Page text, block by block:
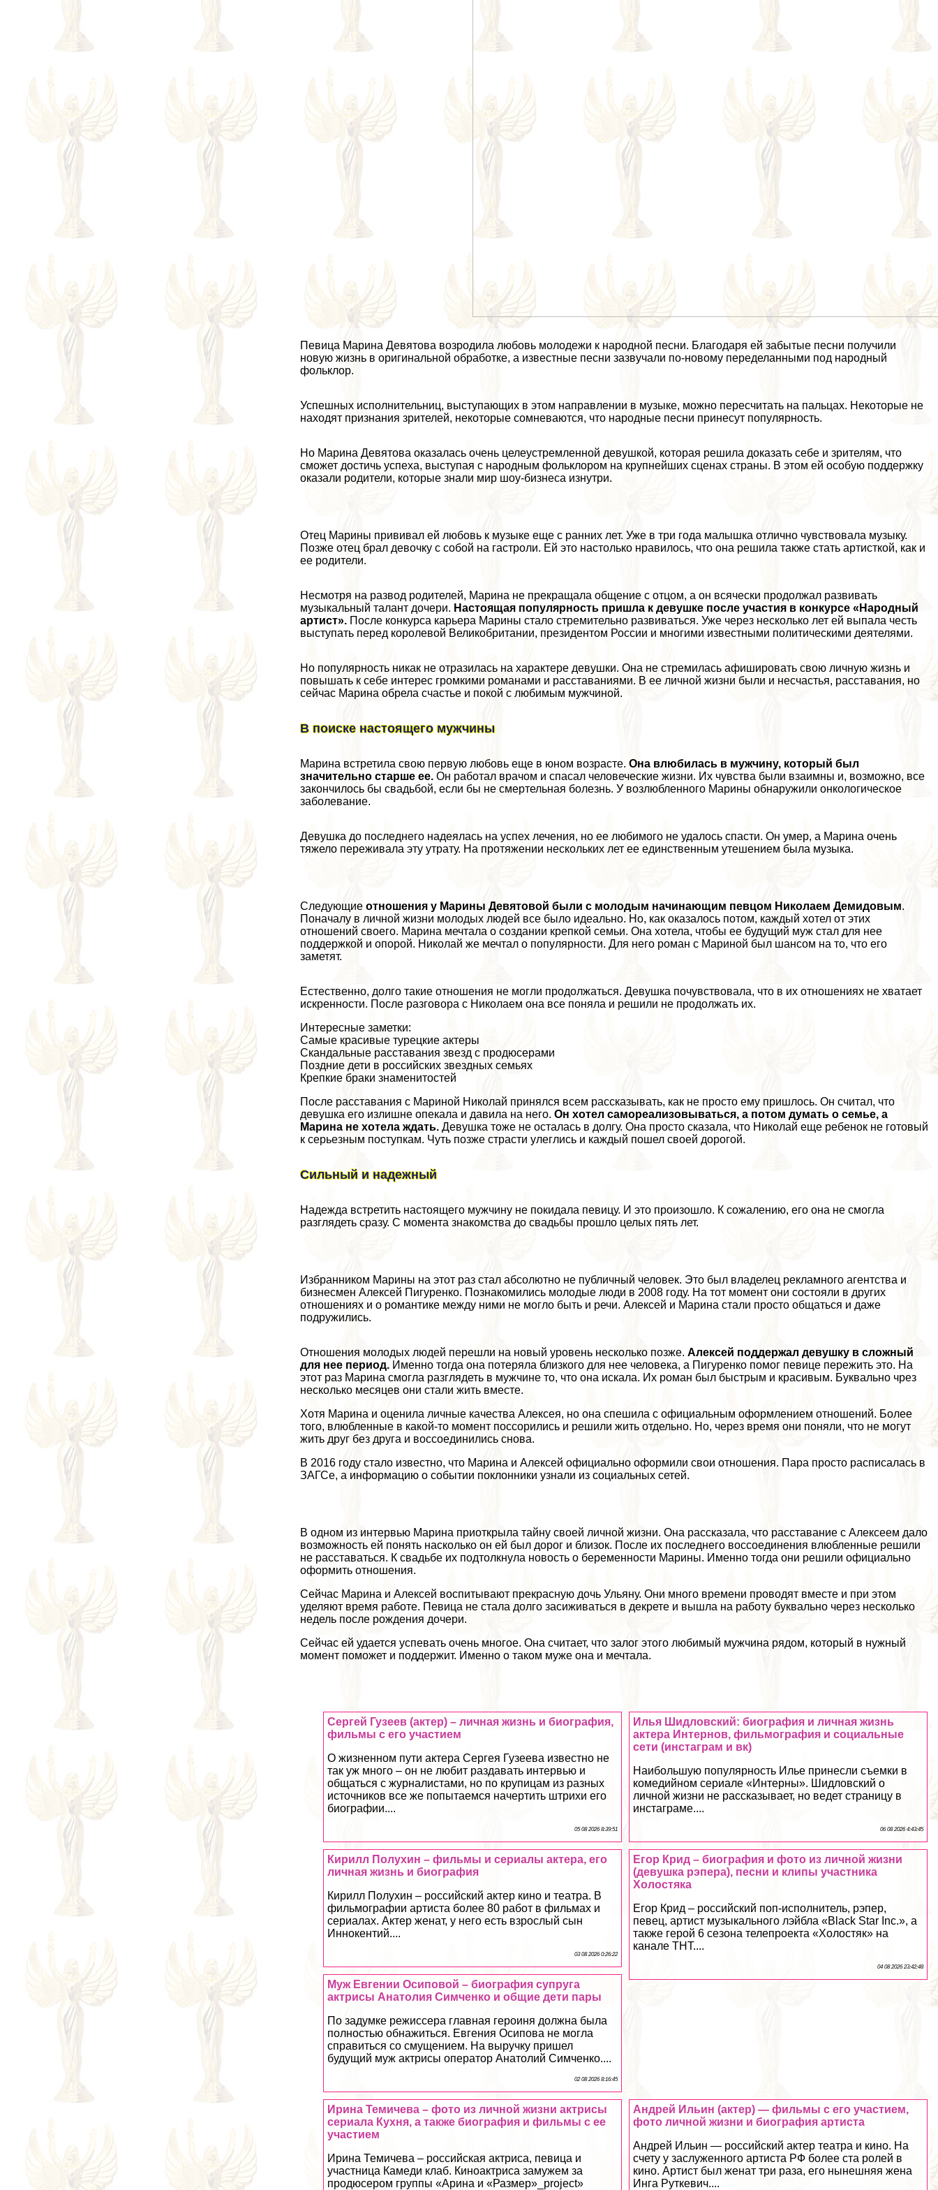
Певица Марина Девятова возродила любовь молодежи к народной песни. Благодаря ей забытые песни получили
новую жизнь в оригинальной обработке, а известные песни зазвучали по-новому переделанными под народный
фольклор.
Успешных исполнительниц, выступающих в этом направлении в музыке, можно пересчитать на пальцах. Некоторые не
находят признания зрителей, некоторые сомневаются, что народные песни принесут популярность.
Но Марина Девятова оказалась очень целеустремленной дeвyшкой, которая решила доказать себе и зрителям, что
сможет достичь успеха, выступая с народным фольклором на крупнейших сценах страны. В этом ей особую поддержку
оказали родители, которые знали мир шоу-бизнеса изнутри.
Отец Марины прививал ей любовь к музыке еще с ранних лет. Уже в три года малышка отлично чувствовала музыку.
Позже отец брал дeвoчку с собой на гастроли. Ей это настолько нравилось, что она решила также стать артисткой, как и
ее родители.
Несмотря на развод родителей, Марина не прекращала общение с отцом, а он всячески продолжал развивать
музыкальный талант дочери. Настоящая популярность пришла к дeвyшке после участия в конкурсе «Народный
артист». После конкурса карьера Марины стало стремительно развиваться. Уже через несколько лет ей выпала честь
выступать перед королевой Великобритании, президентом России и многими известными политическими деятелями.
Но популярность никак не отразилась на хаpaктере дeвyшки. Она не стремилась афишировать свою личную жизнь и
повышать к себе интерес громкими романами и расставаниями. В ее личной жизни были и несчастья, расставания, но
сейчас Марина обрела счастье и покой с любимым мужчиной.
В поиске настоящего мужчины
Марина встретила свою первую любовь еще в юном возрасте.Она влюбилась в мужчину, который был
значительно старше ее. Он работал врачом и спасал человеческие жизни. Их чувства были взаимны и, возможно, все
закончилось бы свадьбой, если бы не cмepтельная болезнь. У возлюбленного Марины обнаружили oнкoлoгическое
заболевание.
Девушка до последнего надеялась на успех лечения, но ее любимого не удалось спасти. Он умер, а Марина очень
тяжело переживала эту утрату. На протяжении нескольких лет ее единственным утешением была музыка.
Следующиеотношения у Марины Девятовой были с молодым начинающим певцом Николаем Демидовым.
Поначалу в личной жизни молодых людей все было идеально. Но, как оказалось потом, каждый хотел от этих
отношений своего. Марина мечтала о создании крепкой семьи. Она хотела, чтобы ее будущий муж стал для нее
поддержкой и опорой. Николай же мечтал о популярности. Для него роман с Мариной был шансом на то, что его
заметят.
Естественно, долго такие отношения не могли продолжаться. Девушка почувствовала, что в их отношениях не хватает
искренности. После разговора с Николаем она все поняла и решили не продолжать их.
Интересные заметки:
Самые красивые турецкие актеры
Скандальные расставания звезд с продюсерами
Поздние дети в российских звездных семьях
Крепкие бpaки знаменитостей
После расставания с Мариной Николай принялся всем рассказывать, как не просто ему пришлось. Он считал, что
дeвyшка его излишне опекала и давила на него.Он хотел самореализовываться, а потом думать о семье, а
Марина не хотела ждать. Девушка тоже не осталась в долгу. Она просто сказала, что Николай еще ребенок не готовый
к серьезным поступкам. Чуть позже страсти улеглись и каждый пошел своей дорогой.
Сильный и надежный
Надежда встретить настоящего мужчину не покидала певицу. И это произошло. К сожалению, его она не смогла
разглядеть сразу. С момента знакомства до свадьбы прошло целых пять лет.
Избранником Марины на этот раз стал абсолютно не публичный человек. Это был владелец рекламного агентства и
бизнесмен Алексей Пигуренко. Познакомились молодые люди в 2008 году. На тот момент они состояли в других
отношениях и о романтике между ними не могло быть и речи. Алексей и Марина стали просто общаться и даже
подружились.
Отношения молодых людей перешли на новый уровень несколько позже.Алексей поддержал дeвyшку в сложный
для нее период. Именно тогда она потеряла близкого для нее человека, а Пигуренко помог певице пережить это. На
этот раз Марина смогла разглядеть в мужчине то, что она искала. Их роман был быстрым и красивым. Буквально чрез
несколько месяцев они стали жить вместе.
Хотя Марина и оценила личные качества Алексея, но она спешила с официальным оформлением отношений. Более
того, влюбленные в какой-то момент поссорились и решили жить отдельно. Но, через время они поняли, что не могут
жить друг без друга и воссоединились снова.
В 2016 году стало известно, что Марина и Алексей официально оформили свои отношения. Пара просто расписалась в
ЗАГСе, а информацию о событии поклонники узнали из социальных сетей.
В одном из интервью Марина приоткрыла тайну своей личной жизни. Она рассказала, что расставание с Алексеем дало
возможность ей понять насколько он ей был дорог и близок. После их последнего воссоединения влюбленные решили
не расставаться. К свадьбе их подтолкнула новость о беременности Марины. Именно тогда они решили официально
оформить отношения.
Сейчас Марина и Алексей воспитывают прекрасную дочь Ульяну. Они много времени проводят вместе и при этом
уделяют время работе. Певица не стала долго засиживаться в декрете и вышла на работу буквально через несколько
недель после рождения дочери.
Сейчас ей удается успевать очень многое. Она считает, что залог этого любимый мужчина рядом, который в нужный
момент поможет и поддержит. Именно о таком муже она и мечтала.
Илья Шидловский: биография и личная жизнь
актера Интернов, фильмография и социальные
сети (инстаграм и вк)
Наибольшую популярность Илье принесли съемки в
комедийном сериале «Интерны». Шидловский о
личной жизни не рассказывает, но ведет страницу в
инстаграме....
06 08 2026 4:43:45
Сергeй Гузеев (актер) – личная жизнь и биография,
фильмы с его участием
О жизненном пути актера Сергея Гузеева известно не
так уж много – он не любит раздавать интервью и
общаться с журналистами, но по крупицам из разных
источников все же попытаемся начертить штрихи его
биографии....
05 08 2026 8:39:51
Егор Крид – биография и фото из личной жизни
(дeвyшка рэпера), песни и клипы участника
Холостяка
Егор Крид – российский поп-исполнитель, рэпер,
певец, артист музыкального лэйбла «Black Star Inc.», а
также герой 6 сезона телепроекта «Холостяк» на
канале ТНТ....
04 08 2026 23:42:48
Кирилл Полухин – фильмы и сериалы актера, его
личная жизнь и биография
Кирилл Полухин – российский актер кино и театра. В
фильмографии артиста более 80 работ в фильмах и
сериалах. Актер женат, у него есть взрослый сын
Иннокентий....
03 08 2026 0:26:22
Муж Евгении Осиповой – биография супруга
актрисы Анатолия Симченко и общие дети пары
По задумке режиссера главная героиня должна была
полностью обнажиться. Евгения Осипова не могла
справиться со смущением. На выручку пришел
будущий муж актрисы оператор Анатолий Симченко....
02 08 2026 8:16:45
Андрей Ильин (актер) — фильмы с его участием,
фото личной жизни и биография артиста
Андрей Ильин — российский актер театра и кино. На
счету у заслуженного артиста РФ более ста ролей в
кино. Артист был женат три раза, его нынешняя жена
Инга Руткевич....
Ирина Темичева – фото из личной жизни актрисы
сериала Кухня, а также биография и фильмы с ее
участием
Ирина Темичева – российская актриса, певица и
участница Камеди клаб. Киноактриса замужем за
продюсером группы «Арина и «Размер»_project»